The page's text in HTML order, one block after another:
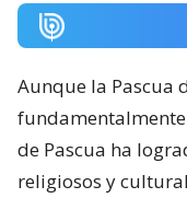
Aunque la Pascua
de Pascua ha
religiosos y